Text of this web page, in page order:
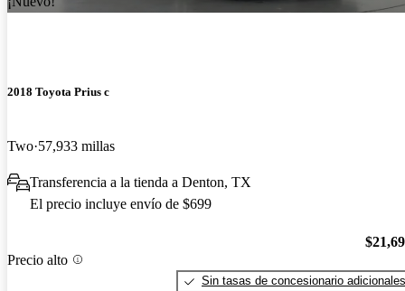
2018 Toyota Prius c
Two 57,933 millas
Transferencia a la tienda a Denton, TX
El precio incluye envío de $699
Precio alto
Sin tasas de concesionario adicionales